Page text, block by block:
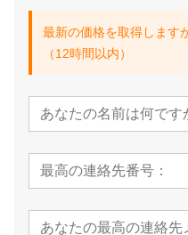
最新の価格を取得します
（12時間以内）